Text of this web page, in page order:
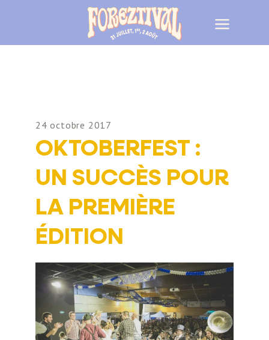
24 octobre 2017
OKTOBERFEST :
UN SUCCÈS POUR
LA PREMIÈRE
ÉDITION